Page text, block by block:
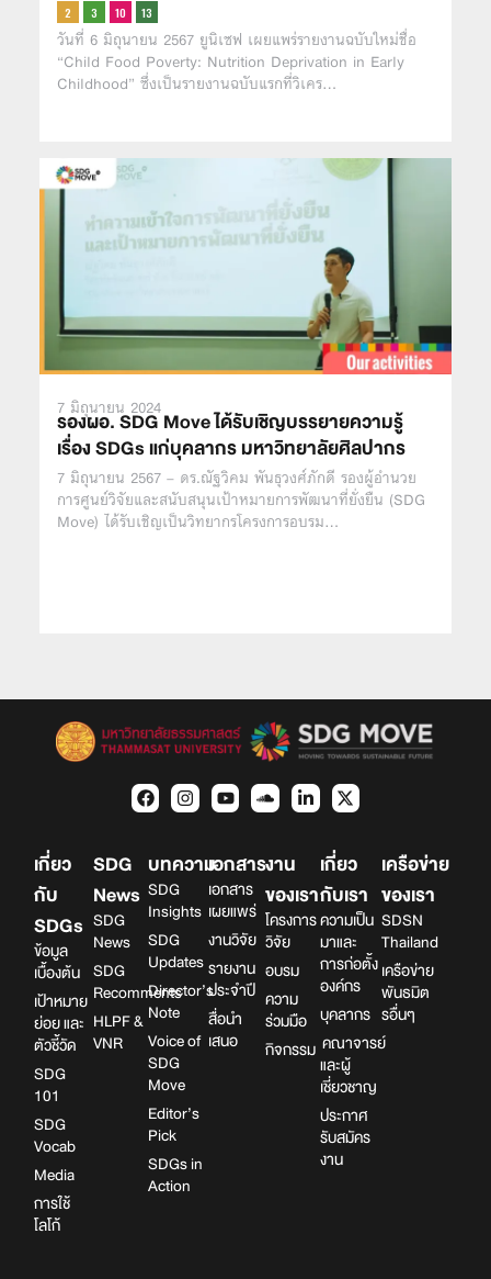
วันที่ 6 มิถุนายน 2567 ยูนิเซฟ เผยแพร่รายงานฉบับใหม่ชื่อ
“Child Food Poverty: Nutrition Deprivation in Early
Childhood” ซึ่งเป็นรายงานฉบับแรกที่วิเคร…
7 มิถุนายน 2024
รองผอ. SDG Move ได้รับเชิญบรรยายความรู้
เรื่อง SDGs แก่บุคลากร มหาวิทยาลัยศิลปากร
7 มิถุนายน 2567 – ดร.ณัฐวิคม พันธุวงศ์ภักดี รองผู้อำนวย
การศูนย์วิจัยและสนับสนุนเป้าหมายการพัฒนาที่ยั่งยืน (SDG
Move) ได้รับเชิญเป็นวิทยากรโครงการอบรม…
เกี่ยว
กับ
SDGs
ข้อมูล
เบื้องต้น
เป้าหมาย
ย่อย และ
ตัวชี้วัด
SDG
101
SDG
Vocab
Media
การใช้
โลโก้
SDG
News
SDG
News
SDG
Recomments
HLPF &
VNR
บทความ
SDG
Insights
SDG
Updates
Director’s
Note
Voice of
SDG
Move
Editor’s
Pick
SDGs in
Action
เอกสาร
เอกสาร
เผยแพร่
งานวิจัย
รายงาน
ประจำปี
สื่อนำ
เสนอ
งาน
ของเรา
โครงการ
วิจัย
อบรม
ความ
ร่วมมือ
กิจกรรม
เกี่ยว
กับเรา
ความเป็น
มาและ
การก่อตั้ง
องค์กร
บุคลากร
คณาจารย์
และผู้
เชี่ยวชาญ
ประกาศ
รับสมัคร
งาน
เครือข่าย
ของเรา
SDSN
Thailand
เครือข่าย
พันธมิต
รอื่นๆ